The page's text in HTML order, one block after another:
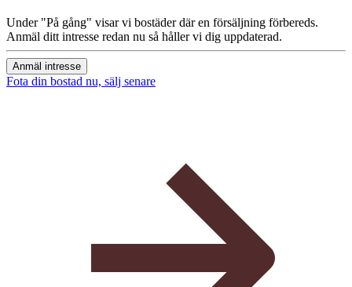
Under "På gång" visar vi bostäder där en försäljning förbereds.
Anmäl ditt intresse redan nu så håller vi dig uppdaterad.
Anmäl intresse
Fota din bostad nu, sälj senare